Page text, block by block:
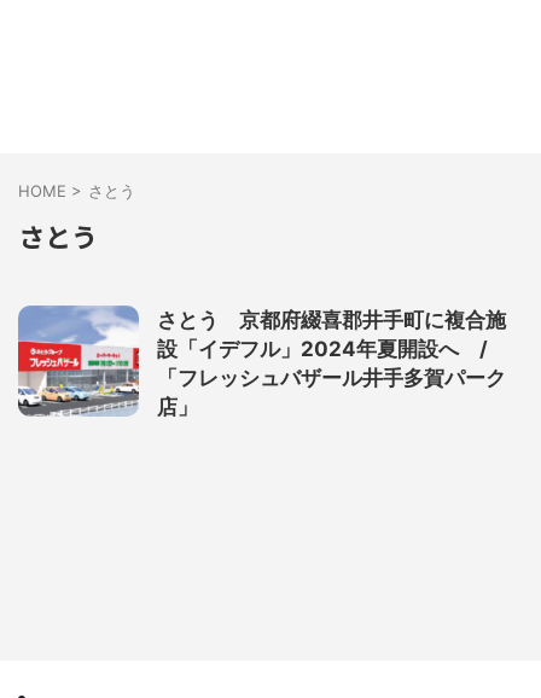
HOME > さとう
さとう
さとう 京都府綴喜郡井手町に複合施
設「イデフル」2024年夏開設へ /
「フレッシュバザール井手多賀パーク
店」